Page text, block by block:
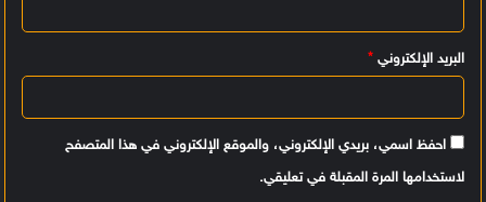
البريد الإلكتروني *
احفظ اسمي، بريدي الإلكتروني، والموقع الإلكتروني في هذا المتصفح
لاستخدامها المرة المقبلة في تعليقي.